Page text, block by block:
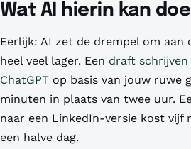
Wat AI hierin kan
Eerlijk: AI zet de drempel om aan
heel veel lager. Een draft
ChatGPT op basis van jouw ruwe
minuten in plaats van twee uur.
naar een LinkedIn-versie kost vijf
een halve dag.